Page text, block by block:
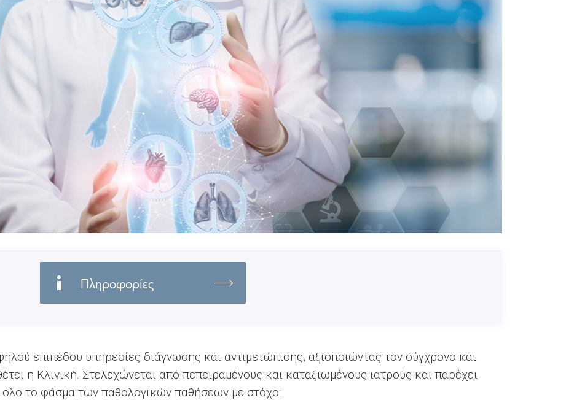
Πληροφορίες
επιπέδου υπηρεσίες διάγνωσης και αντιμετώπισης, αξιοποιώντας τον σύγχρονο και
η Κλινική. Στελεχώνεται από πεπειραμένους και καταξιωμένους ιατρούς και παρέχει
το φάσμα των παθολογικών παθήσεων με στόχο: